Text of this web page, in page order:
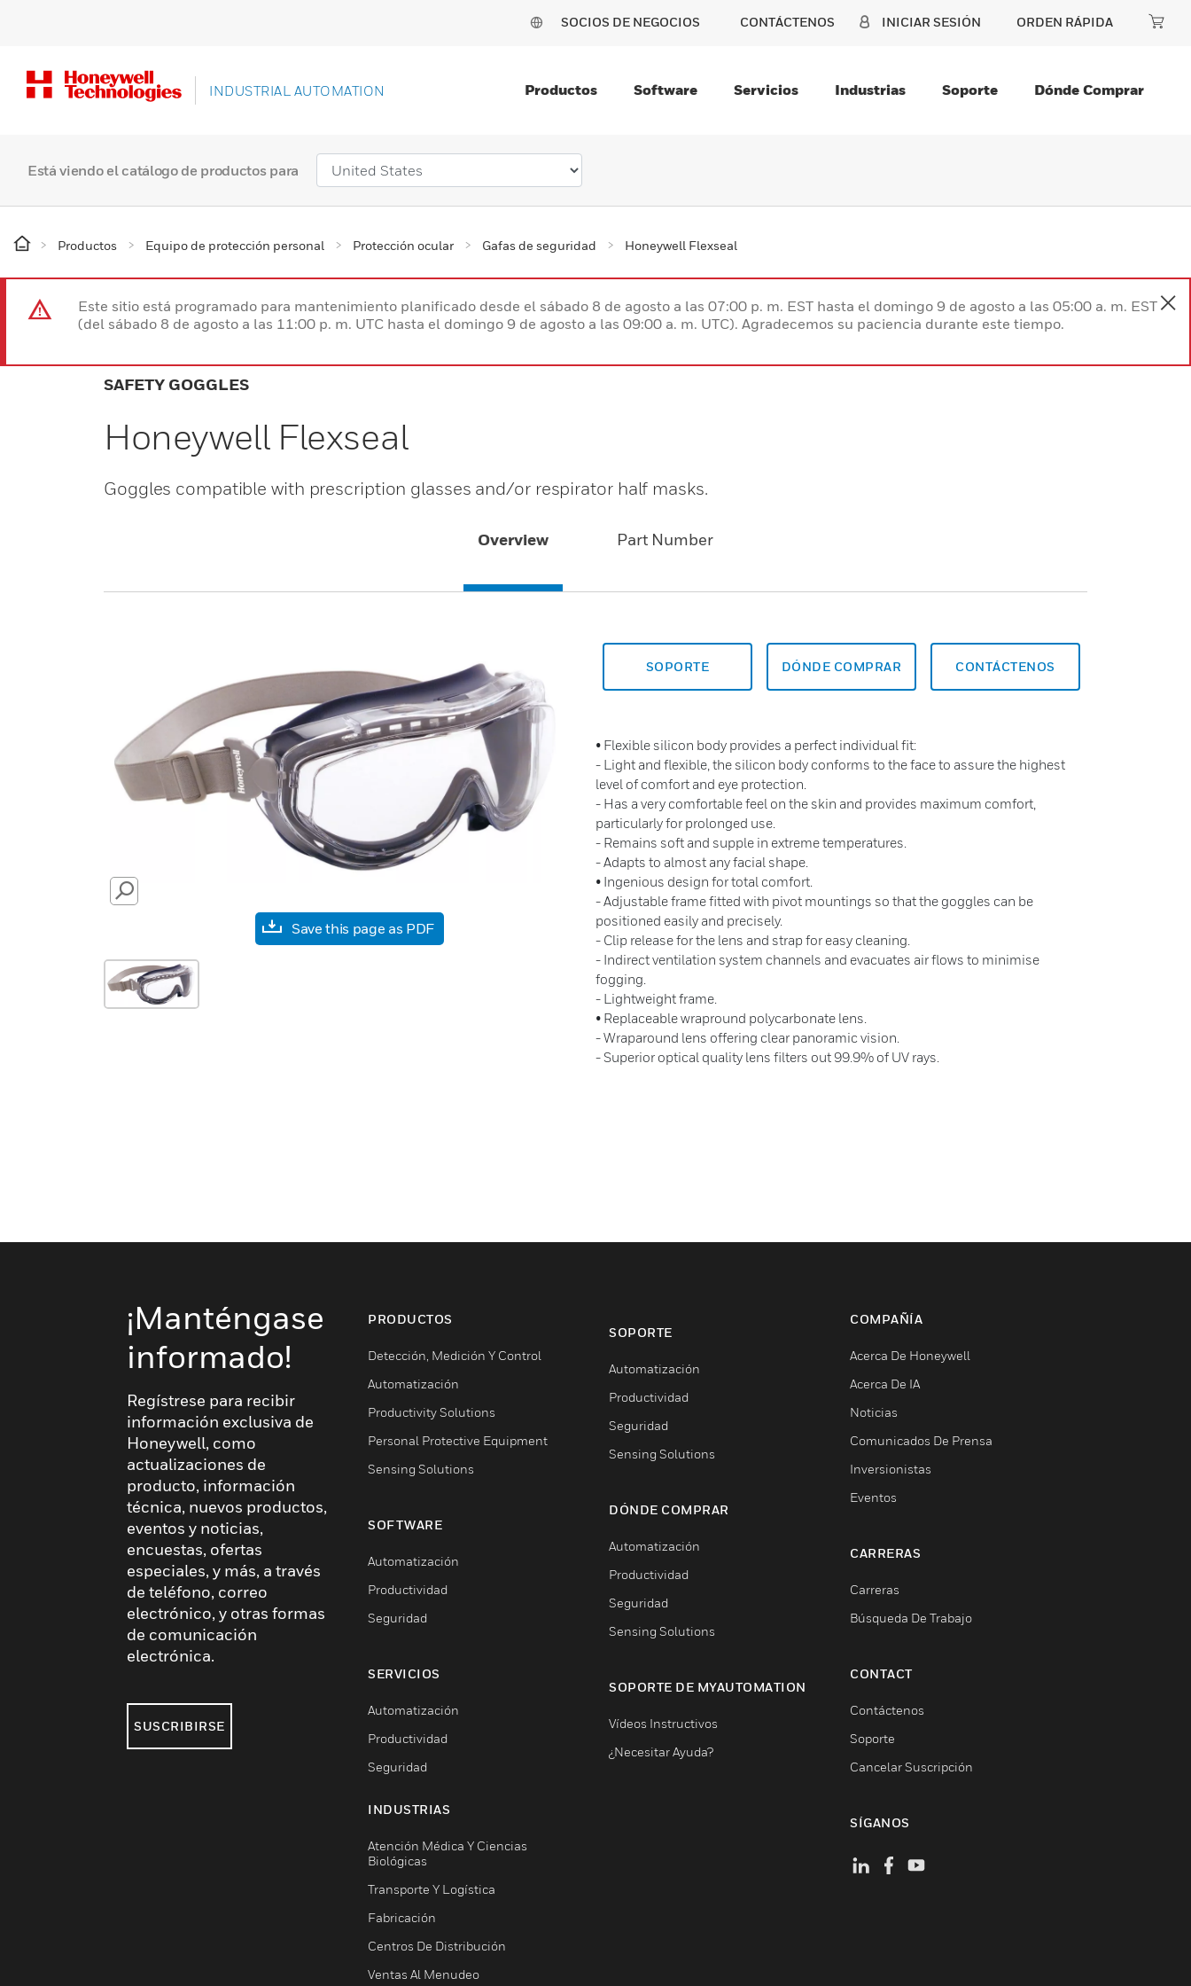
SOCIOS DE NEGOCIOS CONTÁCTENOS INICIAR SESIÓN ORDEN RÁPIDA
INDUSTRIAL AUTOMATION Productos Software Servicios Industrias Soporte Dónde Comprar
Está viendo el catálogo de productos para
Productos Equipo de protección personal Protección ocular Gafas de seguridad Honeywell Flexseal
Este sitio está programado para mantenimiento planificado desde el sábado 8 de agosto a las 07:00 p. m. EST hasta el domingo 9 de agosto a las 05:00 a. m. EST
(del sábado 8 de agosto a las 11:00 p. m. UTC hasta el domingo 9 de agosto a las 09:00 a. m. UTC). Agradecemos su paciencia durante este tiempo.
SAFETY GOGGLES
Honeywell Flexseal
Goggles compatible with prescription glasses and/or respirator half masks.
Overview Part Number
SEARCH
Save this page as PDF
SOPORTE DÓNDE COMPRAR CONTÁCTENOS
• Flexible silicon body provides a perfect individual fit:
- Light and flexible, the silicon body conforms to the face to assure the highest
level of comfort and eye protection.
- Has a very comfortable feel on the skin and provides maximum comfort,
particularly for prolonged use.
- Remains soft and supple in extreme temperatures.
- Adapts to almost any facial shape.
• Ingenious design for total comfort.
- Adjustable frame fitted with pivot mountings so that the goggles can be
positioned easily and precisely.
- Clip release for the lens and strap for easy cleaning.
- Indirect ventilation system channels and evacuates air flows to minimise
fogging.
- Lightweight frame.
• Replaceable wrapround polycarbonate lens.
- Wraparound lens offering clear panoramic vision.
- Superior optical quality lens filters out 99.9% of UV rays.
¡Manténgase
informado!
Regístrese para recibir
información exclusiva de
Honeywell, como
actualizaciones de
producto, información
técnica, nuevos productos,
eventos y noticias,
encuestas, ofertas
especiales, y más, a través
de teléfono, correo
electrónico, y otras formas
de comunicación
electrónica.
SUSCRIBIRSE
PRODUCTOS
Detección, Medición Y Control
Automatización
Productivity Solutions
Personal Protective Equipment
Sensing Solutions
SOFTWARE
Automatización
Productividad
Seguridad
SERVICIOS
Automatización
Productividad
Seguridad
INDUSTRIAS
Atención Médica Y Ciencias
Biológicas
Transporte Y Logística
Fabricación
Centros De Distribución
Ventas Al Menudeo
SOPORTE
Automatización
Productividad
Seguridad
Sensing Solutions
DÓNDE COMPRAR
Automatización
Productividad
Seguridad
Sensing Solutions
SOPORTE DE MYAUTOMATION
Vídeos Instructivos
¿Necesitar Ayuda?
COMPAÑÍA
Acerca De Honeywell
Acerca De IA
Noticias
Comunicados De Prensa
Inversionistas
Eventos
CARRERAS
Carreras
Búsqueda De Trabajo
CONTACT
Contáctenos
Soporte
Cancelar Suscripción
SÍGANOS